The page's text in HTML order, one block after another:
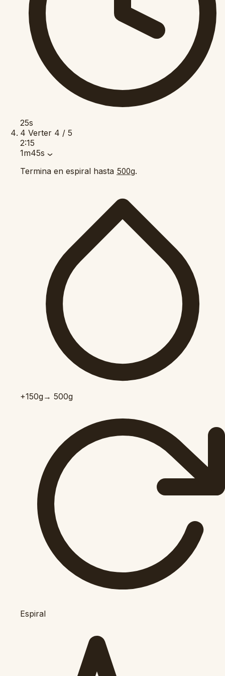
25s
4 Verter 4 / 5
2:15
1m45s
Termina en espiral hasta 500g.
+150g→ 500g
Espiral